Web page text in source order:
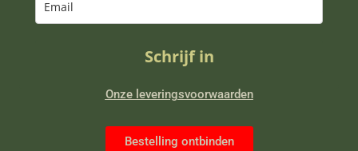
Schrijf in
Onze leveringsvoorwaarden
Bestelling ontbinden